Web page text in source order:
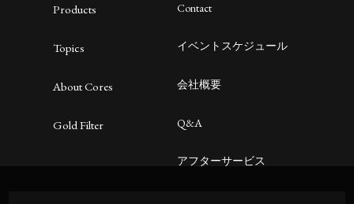
Products
Topics
About Cores
Gold Filter
Contact
イベントスケジュール
会社概要
Q&A
アフターサービス